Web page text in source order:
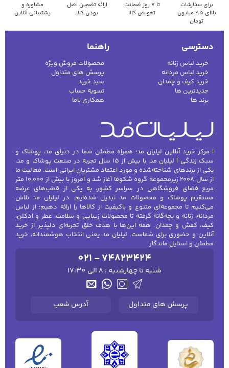
برای سفارشات
بالای ۲.۵ میلیون
تومان
تا ۷ روز ضمانت
تعویض کالا
ارائه تضمین اصل
بودن کالا
مشاوره و
پشتیبانی آنلاین
دسترسی
خرید لباس زنانه
خرید لباس مردانه
خرید کیف و چمدان
جدیدترین ها
برند ها
راهنما
محصولات فروش ویژه
پرسش های متداول
سبد خرید
تسویه حساب
همکاری باما
| مرکز خرید آنلاین لیلیان مد؛ همراه مطمئن شما در دنیای مد، پوشاک و
سبک زندگی | لیلیان مد، با بیش از ۱۵ سال تجربه در صنعت پوشاک و مد،
یکی از برندهای شناخته‌شده و مورد اعتماد مشتریان ایرانی است. فعالیت ما
از سال ۲۰۰۸ زیرمجموعه گروه شکوفا آغاز شد و امروز با بیش از ۱۰٬۰۰۰ متر
مربع فضای فروشگاهی در سراسر کشور، به یکی از قطب‌های عرضه
مستقیم پوشاک و محصولات مد تبدیل شده‌ایم. در لیلیان مد تلاش
می‌کنیم تا مجموعه‌ای متنوع و باکیفیت از کالاها را ارائه دهیم؛ از لباس
مردانه، زنانه و بچه‌گانه گرفته تا محصولات زیبایی و سلامت، عطر و ادکلن،
کیف، کفش و چمدان. همه این‌ها با هدف خلق تجربه‌ای دلپذیر از خرید
آنلاین و حضوری برای شماست. لیلیان مد یعنی انتخاب هوشمندانه، خرید
مطمئن و استایل ماندگار.
021 - 74823424
شنبه تا چهارشنبه : 8 الی 17:30
پرسش های متداول آدرس شعب